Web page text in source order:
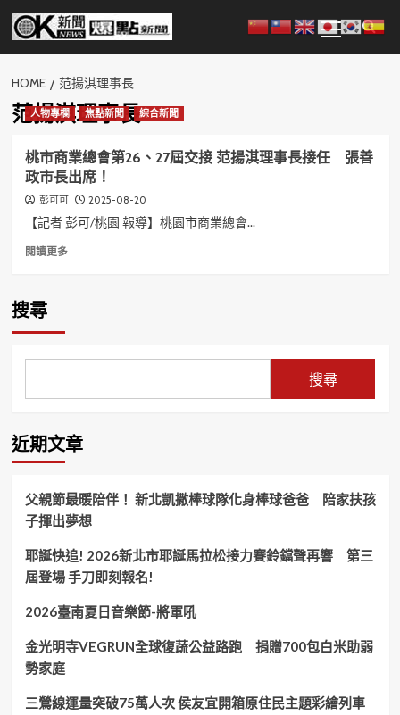
Skip
content
Menu
HOME 范揚淇理事長
范揚淇理事長
人物專欄 焦點新聞 綜合新聞
桃市商業總會第26、27屆交接 范揚淇理事長接任 張善
政市長出席！
彭可可 2025-08-20
【記者 彭可/桃園 報導】桃園市商業總會...
閱讀更多Read
第
27
屆
范
揚
理
事
長
接
任
張
善
長
搜尋
搜尋
近期文章
父親節最暖陪伴！ 新北凱撒棒球隊化身棒球爸爸 陪家扶孩
子揮出夢想
耶誕快追! 2026新北市耶誕馬拉松接力賽鈴鐺聲再響 第三
屆登場 手刀即刻報名!
2026臺南夏日音樂節-將軍吼
金光明寺VEGRUN全球復蔬公益路跑 捐贈700包白米助弱
勢家庭
三鶯線運量突破75萬人次 侯友宜開箱原住民主題彩繪列車